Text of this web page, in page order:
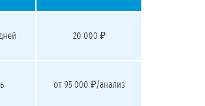
20 000 ₽
от 95 000 ₽/анализ